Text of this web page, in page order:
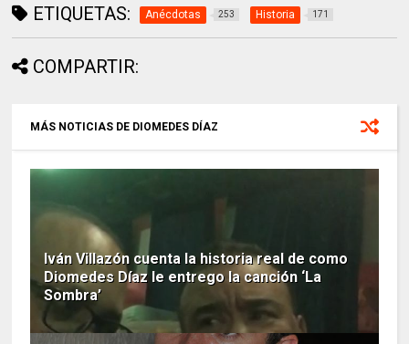
ETIQUETAS: Anécdotas 253 Historia 171
COMPARTIR:
MÁS NOTICIAS DE DIOMEDES DÍAZ
Iván Villazón cuenta la historia real de como
Diomedes Díaz le entrego la canción ‘La
Sombra’